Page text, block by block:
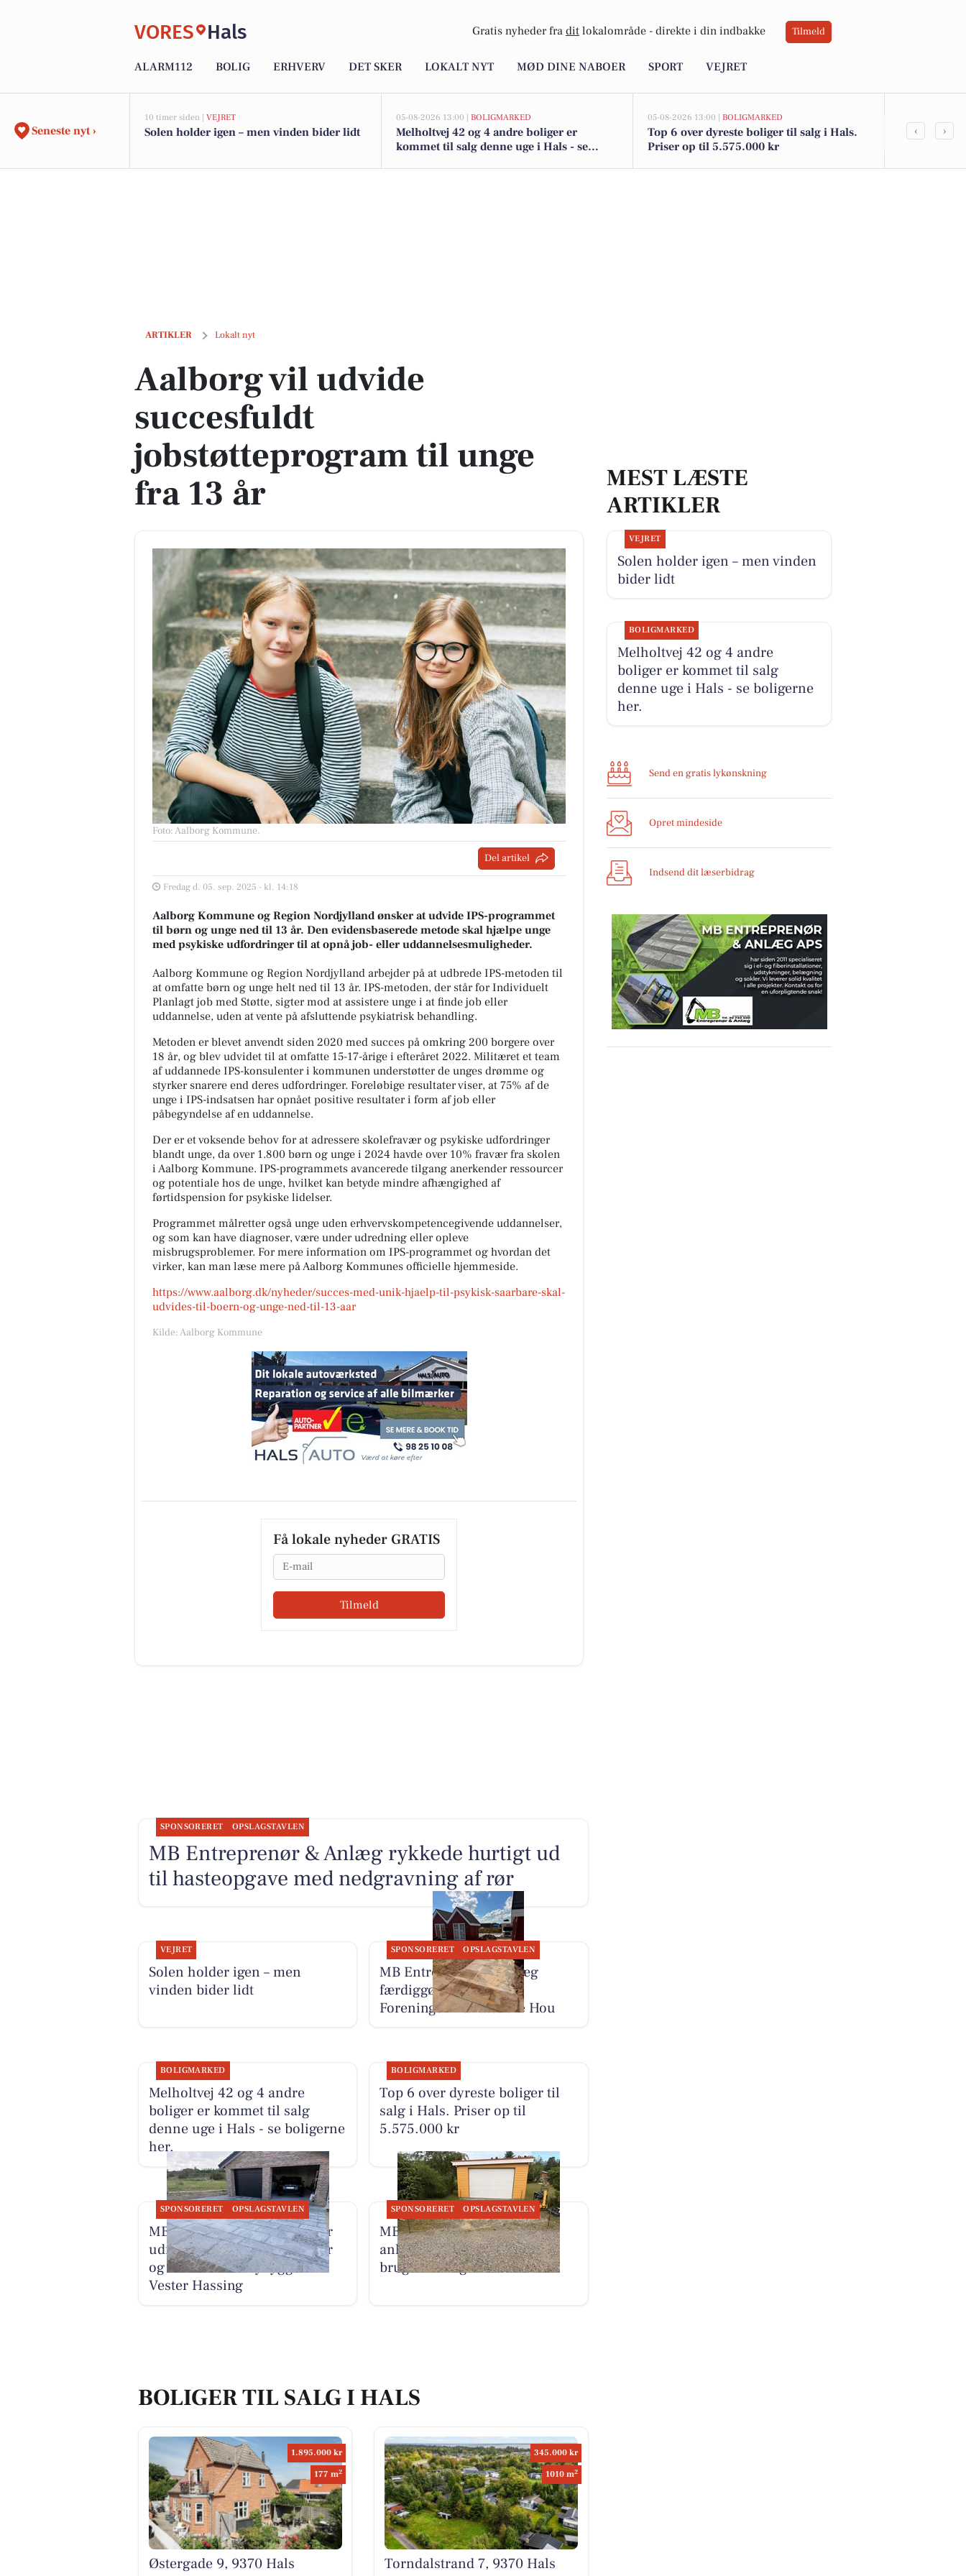
VORES Hals Gratis nyheder fra dit lokalområde - direkte i din indbakke Tilmeld
ALARM112 BOLIG ERHVERV DET SKER LOKALT NYT MØD DINE NABOER SPORT VEJRET
Seneste nyt ›
10 timer siden | VEJRET
Solen holder igen – men vinden bider lidt
05-08-2026 13:00 | BOLIGMARKED
Melholtvej 42 og 4 andre boliger er
kommet til salg denne uge i Hals - se
05-08-2026 13:00 | BOLIGMARKED
Top 6 over dyreste boliger til salg i Hals.
Priser op til 5.575.000 kr
Gode
‹ ›
ARTIKLER Lokalt nyt
Aalborg vil udvide succesfuldt jobstøtteprogram til unge fra 13 år
Aalborg vil udvide
succesfuldt
jobstøtteprogram til unge
fra 13 år
Foto: Aalborg Kommune.
Del artikel
Fredag d. 05. sep. 2025 - kl. 14:18
Aalborg Kommune og Region Nordjylland ønsker at udvide IPS-programmet
til børn og unge ned til 13 år. Den evidensbaserede metode skal hjælpe unge
med psykiske udfordringer til at opnå job- eller uddannelsesmuligheder.
Aalborg Kommune og Region Nordjylland arbejder på at udbrede IPS-metoden til
at omfatte børn og unge helt ned til 13 år. IPS-metoden, der står for Individuelt
Planlagt job med Støtte, sigter mod at assistere unge i at finde job eller
uddannelse, uden at vente på afsluttende psykiatrisk behandling.
Metoden er blevet anvendt siden 2020 med succes på omkring 200 borgere over
18 år, og blev udvidet til at omfatte 15-17-årige i efteråret 2022. Militæret et team
af uddannede IPS-konsulenter i kommunen understøtter de unges drømme og
styrker snarere end deres udfordringer. Foreløbige resultater viser, at 75% af de
unge i IPS-indsatsen har opnået positive resultater i form af job eller
påbegyndelse af en uddannelse.
Der er et voksende behov for at adressere skolefravær og psykiske udfordringer
blandt unge, da over 1.800 børn og unge i 2024 havde over 10% fravær fra skolen
i Aalborg Kommune. IPS-programmets avancerede tilgang anerkender ressourcer
og potentiale hos de unge, hvilket kan betyde mindre afhængighed af
førtidspension for psykiske lidelser.
Programmet målretter også unge uden erhvervskompetencegivende uddannelser,
og som kan have diagnoser, være under udredning eller opleve
misbrugsproblemer. For mere information om IPS-programmet og hvordan det
virker, kan man læse mere på Aalborg Kommunes officielle hjemmeside.
https://www.aalborg.dk/nyheder/succes-med-unik-hjaelp-til-psykisk-saarbare-skal-
udvides-til-boern-og-unge-ned-til-13-aar
Kilde: Aalborg Kommune
Få lokale nyheder GRATIS
Email
Tilmeld
MEST LÆSTE
ARTIKLER
VEJRET
Solen holder igen – men vinden
bider lidt
BOLIGMARKED
Melholtvej 42 og 4 andre
boliger er kommet til salg
denne uge i Hals - se boligerne
her.
Send en gratis lykønskning
Opret mindeside
Indsend dit læserbidrag
SPONSORERET OPSLAGSTAVLEN
MB Entreprenør & Anlæg rykkede hurtigt ud
til hasteopgave med nedgravning af rør
VEJRET
Solen holder igen – men
vinden bider lidt
SPONSORERET OPSLAGSTAVLEN
MB Entreprenør & Anlæg
færdiggør projekt for
Foreningen Fantastiske Hou
BOLIGMARKED
Melholtvej 42 og 4 andre
boliger er kommet til salg
denne uge i Hals - se boligerne
her.
BOLIGMARKED
Top 6 over dyreste boliger til
salg i Hals. Priser op til
5.575.000 kr
SPONSORERET OPSLAGSTAVLEN
MB Entreprenør & Anlæg har
udført indkørsel, gangarealer
og terrasse ved nybyggeri i
Vester Hassing
SPONSORERET OPSLAGSTAVLEN
MB Entreprenør & Anlæg
anlægger ny indkørsel med
brugte herregårdssten i Hou
BOLIGER TIL SALG I HALS
1.895.000 kr
177 m2
Østergade 9, 9370 Hals
345.000 kr
1010 m2
Torndalstrand 7, 9370 Hals